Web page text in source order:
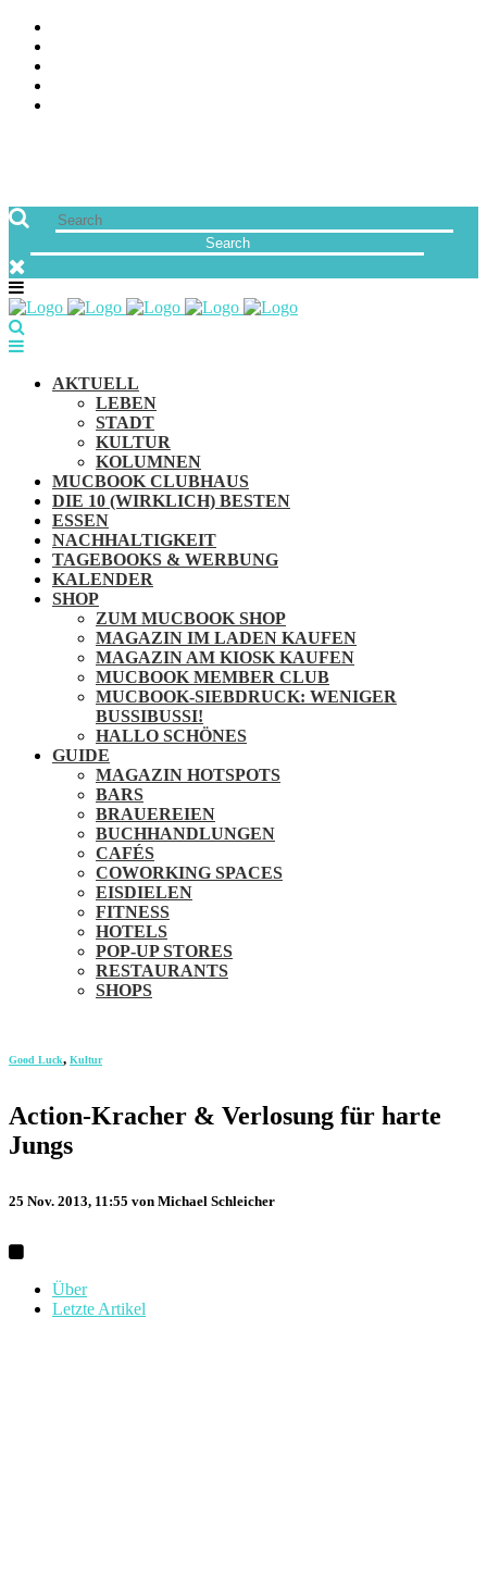
AKTUELL
LEBEN
STADT
KULTUR
KOLUMNEN
MUCBOOK CLUBHAUS
DIE 10 (WIRKLICH) BESTEN
ESSEN
NACHHALTIGKEIT
TAGEBOOKS & WERBUNG
KALENDER
SHOP
ZUM MUCBOOK SHOP
MAGAZIN IM LADEN KAUFEN
MAGAZIN AM KIOSK KAUFEN
MUCBOOK MEMBER CLUB
MUCBOOK-SIEBDRUCK: WENIGER
BUSSIBUSSI!
HALLO SCHÖNES
GUIDE
MAGAZIN HOTSPOTS
BARS
BRAUEREIEN
BUCHHANDLUNGEN
CAFÉS
COWORKING SPACES
EISDIELEN
FITNESS
HOTELS
POP-UP STORES
RESTAURANTS
SHOPS
Good Luck, Kultur
Action-Kracher & Verlosung für harte
Jungs
25 Nov. 2013, 11:55 von Michael Schleicher
Über
Letzte Artikel